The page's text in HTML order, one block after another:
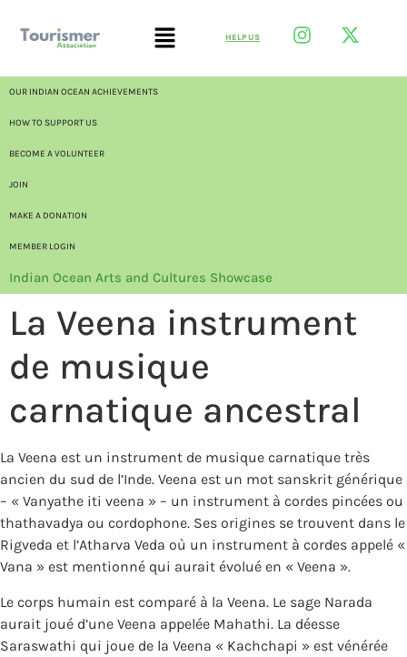
HELP US
OUR INDIAN OCEAN ACHIEVEMENTS
HOW TO SUPPORT US
BECOME A VOLUNTEER
JOIN
MAKE A DONATION
MEMBER LOGIN
Indian Ocean Arts and Cultures Showcase
La Veena instrument
de musique
carnatique ancestral
La Veena est un instrument de musique carnatique très
ancien du sud de l’Inde. Veena est un mot sanskrit générique
– « Vanyathe iti veena » – un instrument à cordes pincées ou
thathavadya ou cordophone. Ses origines se trouvent dans le
Rigveda et l’Atharva Veda où un instrument à cordes appelé «
Vana » est mentionné qui aurait évolué en « Veena ».
Le corps humain est comparé à la Veena. Le sage Narada
aurait joué d’une Veena appelée Mahathi. La déesse
Saraswathi qui joue de la Veena « Kachchapi » est vénérée